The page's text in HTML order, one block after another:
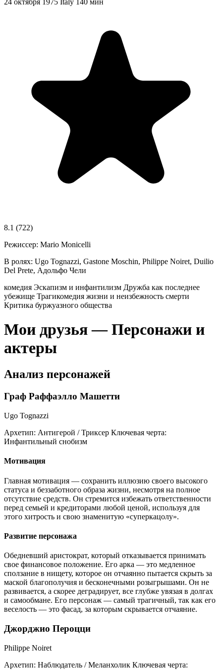
8.1 (722)
Режиссер: Mario Monicelli
В ролях: Ugo Tognazzi, Gastone Moschin, Philippe Noiret, Duilio
Del Prete, Адольфо Чели
комедия Эскапизм и инфантилизм Дружба как последнее
убежище Трагикомедия жизни и неизбежность смерти
Критика буржуазного общества
Мои друзья — Персонажи и
актеры
Анализ персонажей
Граф Раффаэлло Машетти
Ugo Tognazzi
Архетип: Антигерой / Триксер Ключевая черта:
Инфантильный снобизм
Мотивация
Главная мотивация — сохранить иллюзию своего высокого
статуса и беззаботного образа жизни, несмотря на полное
отсутствие средств. Он стремится избежать ответственности
перед семьей и кредиторами любой ценой, используя для
этого хитрость и свою знаменитую «суперкацолу».
Развитие персонажа
Обедневший аристократ, который отказывается принимать
свое финансовое положение. Его арка — это медленное
сползание в нищету, которое он отчаянно пытается скрыть за
маской благополучия и бесконечными розыгрышами. Он не
развивается, а скорее деградирует, все глубже увязая в долгах
и самообмане. Его персонаж — самый трагичный, так как его
веселость — это фасад, за которым скрывается отчаяние.
Джорджио Пероцци
Philippe Noiret
Архетип: Наблюдатель / Меланхолик Ключевая черта: